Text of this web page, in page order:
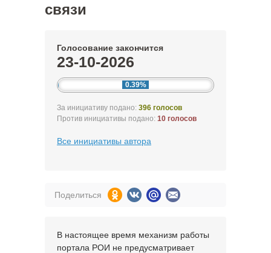
связи
Голосование закончится
23-10-2026
0.39%
За инициативу подано: 396 голосов
Против инициативы подано: 10 голосов
Все инициативы автора
Поделиться
В настоящее время механизм работы
портала РОИ не предусматривает